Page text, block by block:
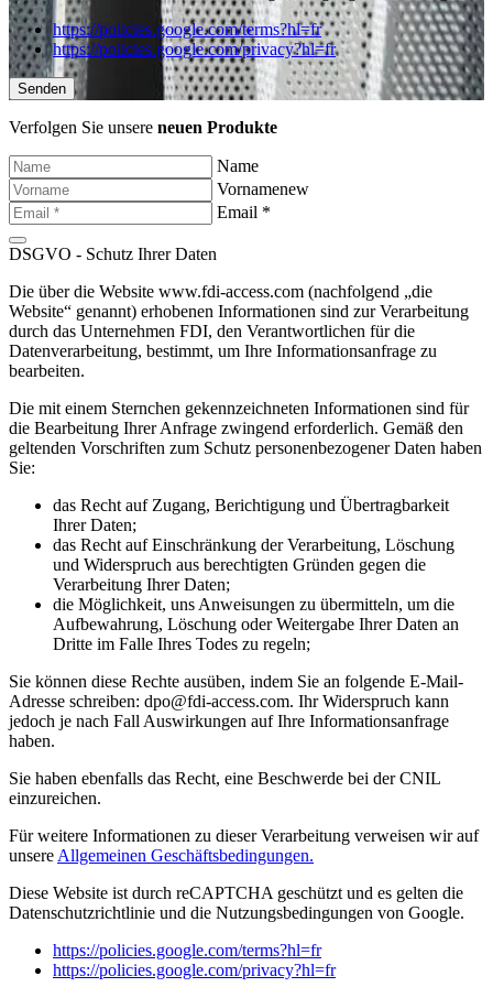
https://policies.google.com/terms?hl=fr
https://policies.google.com/privacy?hl=fr
Verfolgen Sie unsere neuen Produkte
Name
Vornamenew
Email *
DSGVO - Schutz Ihrer Daten
Die über die Website www.fdi-access.com (nachfolgend „die
Website“ genannt) erhobenen Informationen sind zur Verarbeitung
durch das Unternehmen FDI, den Verantwortlichen für die
Datenverarbeitung, bestimmt, um Ihre Informationsanfrage zu
bearbeiten.
Die mit einem Sternchen gekennzeichneten Informationen sind für
die Bearbeitung Ihrer Anfrage zwingend erforderlich. Gemäß den
geltenden Vorschriften zum Schutz personenbezogener Daten haben
Sie:
das Recht auf Zugang, Berichtigung und Übertragbarkeit
Ihrer Daten;
das Recht auf Einschränkung der Verarbeitung, Löschung
und Widerspruch aus berechtigten Gründen gegen die
Verarbeitung Ihrer Daten;
die Möglichkeit, uns Anweisungen zu übermitteln, um die
Aufbewahrung, Löschung oder Weitergabe Ihrer Daten an
Dritte im Falle Ihres Todes zu regeln;
Sie können diese Rechte ausüben, indem Sie an folgende E-Mail-
Adresse schreiben: dpo@fdi-access.com. Ihr Widerspruch kann
jedoch je nach Fall Auswirkungen auf Ihre Informationsanfrage
haben.
Sie haben ebenfalls das Recht, eine Beschwerde bei der CNIL
einzureichen.
Für weitere Informationen zu dieser Verarbeitung verweisen wir auf
unsere Allgemeinen Geschäftsbedingungen.
Diese Website ist durch reCAPTCHA geschützt und es gelten die
Datenschutzrichtlinie und die Nutzungsbedingungen von Google.
https://policies.google.com/terms?hl=fr
https://policies.google.com/privacy?hl=fr